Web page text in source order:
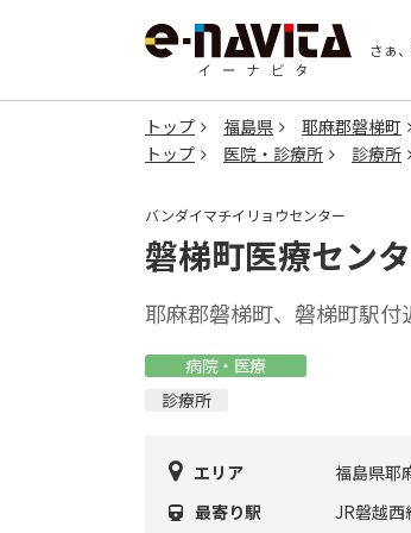
さぁ
トップ 福島県 耶麻郡磐梯町
トップ
医院・診療所 診療所
バンダイマチイリョウセンター
磐梯町医療セン
耶麻郡磐梯町、磐梯町駅
病院・医療
診療所
エリア
福島県耶
最寄り駅
JR磐越西